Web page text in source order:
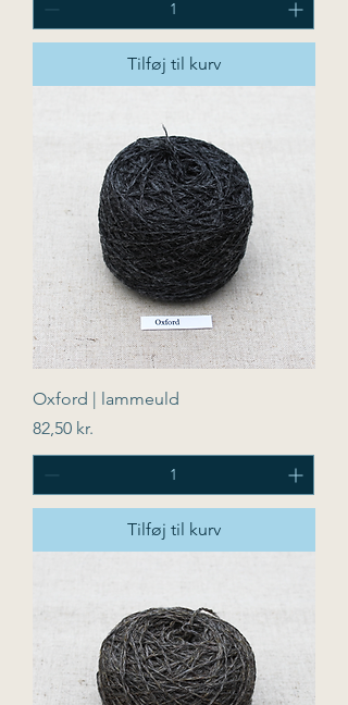
Tilføj til kurv
Oxford | lammeuld
Pris
82,50 kr.
Tilføj til kurv